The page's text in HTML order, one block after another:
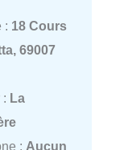
: 18 Cours
69007
: La
: Aucun